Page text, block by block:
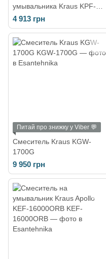
умывальника Kraus KPF-
2230CH
4 913 грн
Питай про знижку у Viber 💬
Смеситель Kraus KGW-
1700G
9 950 грн